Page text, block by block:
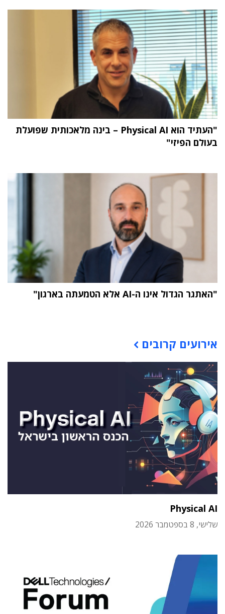
"העתיד הוא Physical AI – בינה מלאכותית שפועלת
בעולם הפיזי"
"האתגר הגדול אינו ה-AI אלא הטמעתה בארגון"
אירועים קרובים
Physical AI
שלישי, 8 בספטמבר 2026